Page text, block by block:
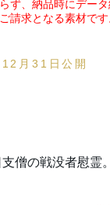
ず、納品時にデー
請求となる素材です
月31日公開
僧の戦没者慰霊。